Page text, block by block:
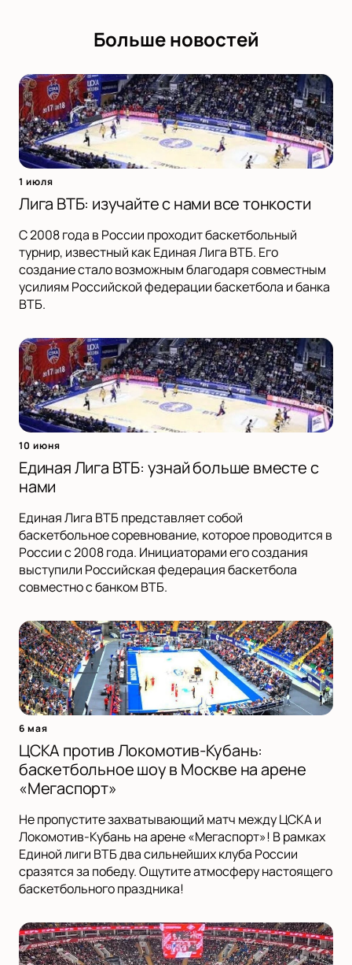
Больше новостей
1 июля
Лига ВТБ: изучайте с нами все тонкости
С 2008 года в России проходит баскетбольный
турнир, известный как Единая Лига ВТБ. Его
создание стало возможным благодаря совместным
усилиям Российской федерации баскетбола и банка
ВТБ.
10 июня
Единая Лига ВТБ: узнай больше вместе с
нами
Единая Лига ВТБ представляет собой
баскетбольное соревнование, которое проводится в
России с 2008 года. Инициаторами его создания
выступили Российская федерация баскетбола
совместно с банком ВТБ.
6 мая
ЦСКА против Локомотив-Кубань:
баскетбольное шоу в Москве на арене
«Мегаспорт»
Не пропустите захватывающий матч между ЦСКА и
Локомотив-Кубань на арене «Мегаспорт»! В рамках
Единой лиги ВТБ два сильнейших клуба России
сразятся за победу. Ощутите атмосферу настоящего
баскетбольного праздника!